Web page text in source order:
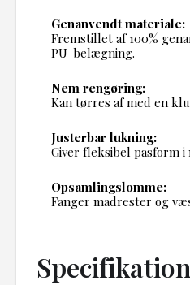
Genanvendt materiale:
Fremstillet af 100%
PU-belægning.
Nem rengøring:
Kan tørres af med en
Justerbar lukning:
Giver fleksibel pasform i
Opsamlingslomme:
Fanger madrester og